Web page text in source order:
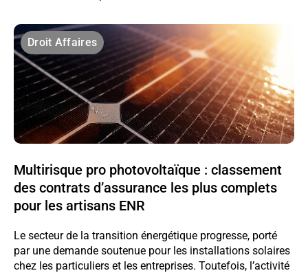
Droit Affaires
Multirisque pro photovoltaïque : classement
des contrats d’assurance les plus complets
pour les artisans ENR
Le secteur de la transition énergétique progresse, porté
par une demande soutenue pour les installations solaires
chez les particuliers et les entreprises. Toutefois, l’activité